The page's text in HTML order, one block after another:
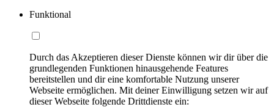
Funktional
Durch das Akzeptieren dieser Dienste können wir dir über die
grundlegenden Funktionen hinausgehende Features
bereitstellen und dir eine komfortable Nutzung unserer
Webseite ermöglichen. Mit deiner Einwilligung setzen wir auf
dieser Webseite folgende Drittdienste ein: